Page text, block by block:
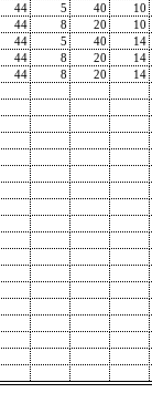
44 5 40 10
44 8 20 10
44 5 40 14
44 8 20 14
44 8 20 14